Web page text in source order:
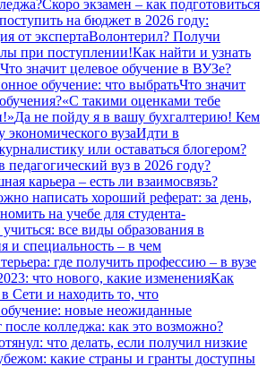
Скоро экзамен – как подготовиться
на бюджет в 2026 году:
от экспертаВолонтерил? Получи
при поступлении!Как найти и узнать
Что значит целевое обучение в ВУЗе?
обучение: что выбратьЧто значит
«С такими оценками тебе
Да не пойду я в вашу бухгалтерию! Кем
экономического вузаИдти в
или оставаться блогером?
педагогический вуз в 2026 году?
карьера – есть ли взаимосвязь?
написать хороший реферат: за день,
на учебе для студента-
все виды образования в
и специальность – в чем
где получить профессию – в вузе
что нового, какие измененияКак
Сети и находить то, что
новые неожиданные
колледжа: как это возможно?
что делать, если получил низкие
какие страны и гранты доступны